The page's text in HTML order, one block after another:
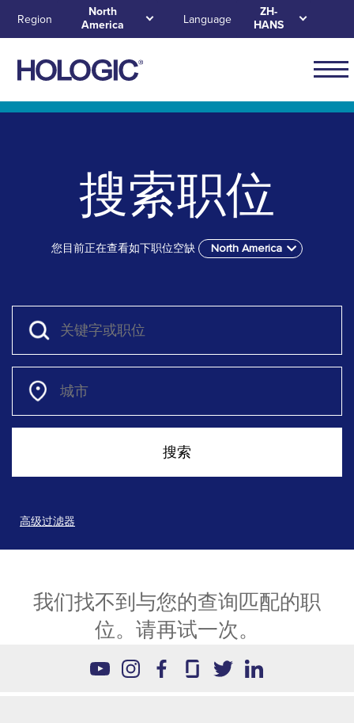
content
Skip to main content
Skip to main menu tabs for megamenu
Skip to sitemap
Region
North
America
Language
ZH-
HANS
Main
搜索职位
您目前正在查看如下职位空缺 North America
高级过滤器
我们找不到与您的查询匹配的职
位。请再试一次。